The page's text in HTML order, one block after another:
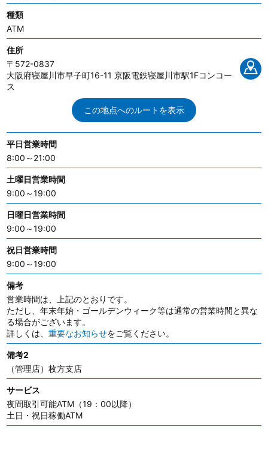
種類
ATM
住所
〒572-0837
大阪府寝屋川市早子町16-11 京阪電鉄寝屋川市駅1Fコンコー
ス
この地点へのルートを表示
平日営業時間
8:00～21:00
土曜日営業時間
9:00～19:00
日曜日営業時間
9:00～19:00
祝日営業時間
9:00～19:00
備考
営業時間は、上記のとおりです。
ただし、年末年始・ゴールデンウィーク等は通常の営業時間と異な
る場合がございます。
詳しくは、 重要なお知らせをご覧ください。
備考2
（管理店）枚方支店
サービス
夜間取引可能ATM（19：00以降）
土日・祝日稼働ATM